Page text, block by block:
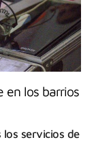
en los barrios
los servicios de